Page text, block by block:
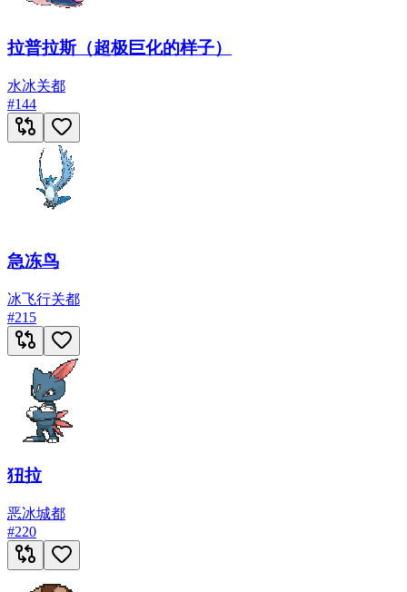
拉普拉斯（超极巨化的样子）
水冰关都
#144
急冻鸟
冰飞行关都
#215
狃拉
恶冰城都
#220